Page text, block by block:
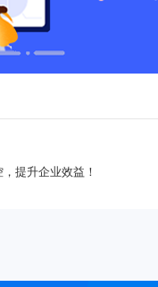
提升企业效益！